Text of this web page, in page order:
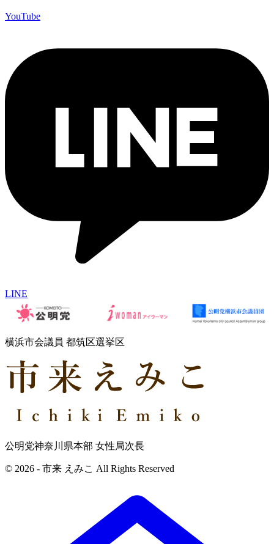
YouTube
LINE
横浜市会議員 都筑区選挙区
公明党神奈川県本部 女性局次長
© 2026 - 市来 えみこ All Rights Reserved